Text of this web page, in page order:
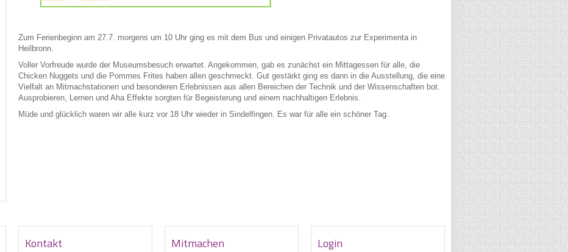
Zum Ferienbeginn am 27.7. morgens um 10 Uhr ging es mit dem Bus und einigen Privatautos zur Experimenta in
Heilbronn.
Voller Vorfreude wurde der Museumsbesuch erwartet. Angekommen, gab es zunächst ein Mittagessen für alle, die
Chicken Nuggets und die Pommes Frites haben allen geschmeckt. Gut gestärkt ging es dann in die Ausstellung, die eine
Vielfalt an Mitmachstationen und besonderen Erlebnissen aus allen Bereichen der Technik und der Wissenschaften bot.
Ausprobieren, Lernen und Aha Effekte sorgten für Begeisterung und einem nachhaltigen Erlebnis.
Müde und glücklich waren wir alle kurz vor 18 Uhr wieder in Sindelfingen. Es war für alle ein schöner Tag.
Kontakt Mitmachen Login